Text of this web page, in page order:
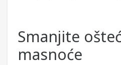
Smanjite
masnoće